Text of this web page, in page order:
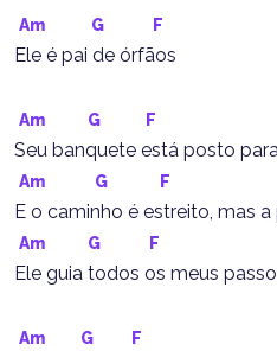
Am G F
Ele é pai de órfãos
Am G F
Seu banquete está posto
Am G F
E o caminho é estreito, mas
Am G F
Ele guia todos os meus
Am G F